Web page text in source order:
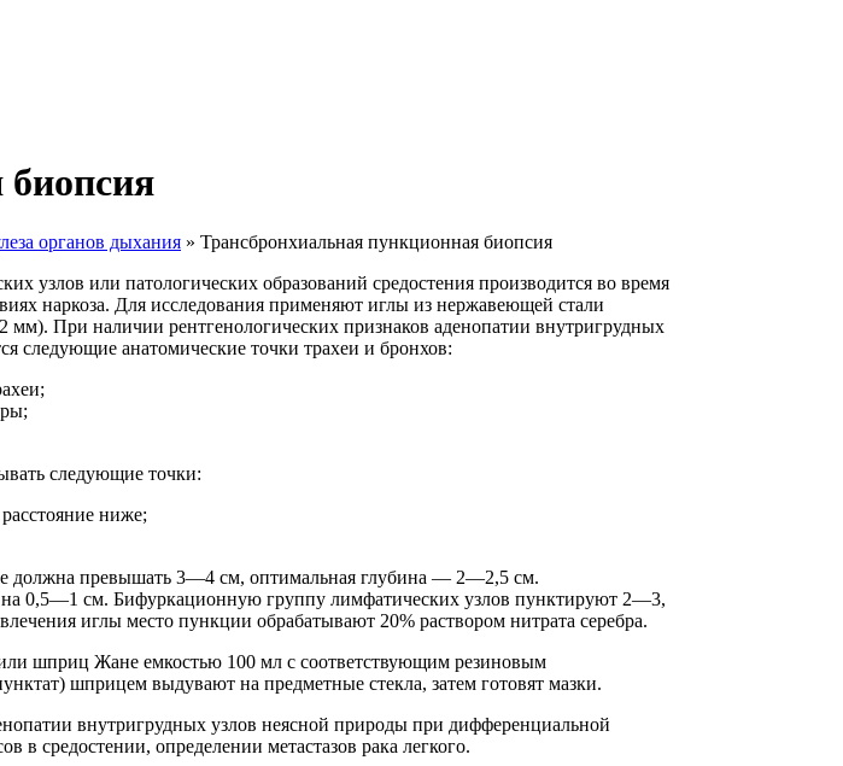
органов дыхания » Трансбронхиальная пункционная биопсия
узлов или патологических образований средостения производится во время
наркоза. Для исследования применяют иглы из нержавеющей стали
При наличии рентгенологических признаков аденопатии внутригрудных
следующие анатомические точки трахеи и бронхов:
следующие точки:
ниже;
должна превышать 3—4 см, оптимальная глубина — 2—2,5 см.
0,5—1 см. Бифуркационную группу лимфатических узлов пунктируют 2—3,
иглы место пункции обрабатывают 20% раствором нитрата серебра.
шприц Жане емкостью 100 мл с соответствующим резиновым
шприцем выдувают на предметные стекла, затем готовят мазки.
внутригрудных узлов неясной природы при дифференциальной
в средостении, определении метастазов рака легкого.